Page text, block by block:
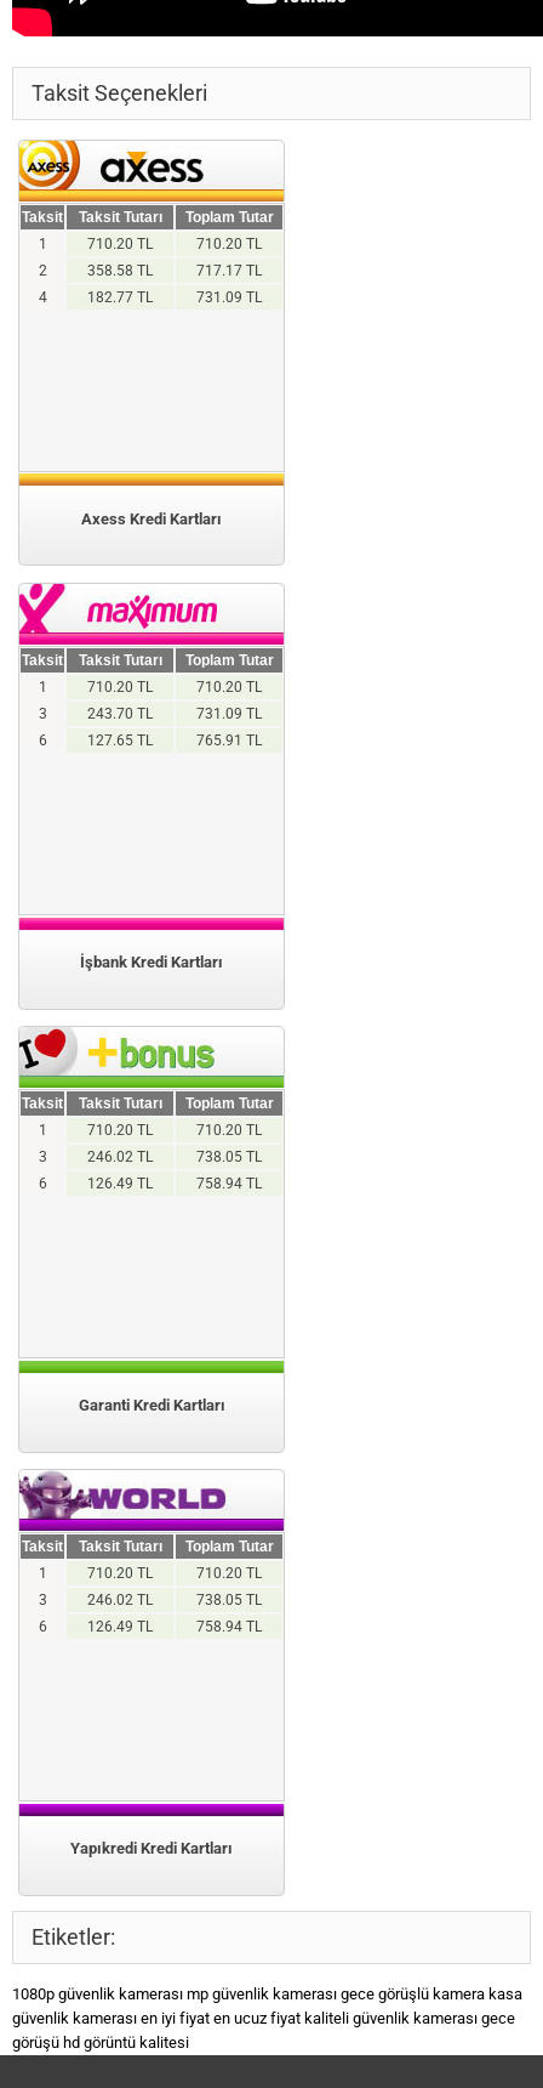
Taksit Seçenekleri
Taksit Taksit Tutarı
Toplam Tutar
1
710.20 TL
710.20 TL
2
358.58 TL
717.17 TL
4
182.77 TL 731.09 TL
Axess Kredi Kartları
Taksit Taksit Tutarı
Toplam Tutar
1
710.20 TL
710.20 TL
3
243.70 TL
731.09 TL
6
127.65 TL 765.91 TL
İşbank Kredi Kartları
Taksit Taksit Tutarı
Toplam Tutar
1
710.20 TL
710.20 TL
3
246.02 TL
738.05 TL
6
126.49 TL 758.94 TL
Garanti Kredi Kartları
Taksit Taksit Tutarı
Toplam Tutar
1
710.20 TL
710.20 TL
3
246.02 TL
738.05 TL
6
126.49 TL 758.94 TL
Yapıkredi Kredi Kartları
Etiketler:
1080p güvenlik kamerası mp güvenlik kamerası gece görüşlü kamera kasa
güvenlik kamerası en iyi fiyat en ucuz fiyat kaliteli güvenlik kamerası gece
görüşü hd görüntü kalitesi